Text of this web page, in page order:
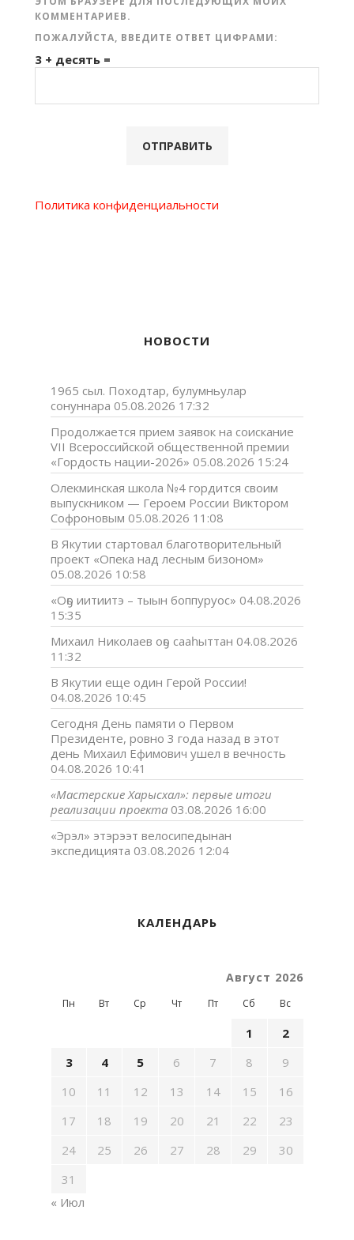
КОММЕНТАРИЕВ.
ПОЖАЛУЙСТА, ВВЕДИТЕ ОТВЕТ ЦИФРАМИ:
3 + десять =
Политика конфиденциальности
НОВОСТИ
1965 сыл. Походтар, булумньулар
сонуннара 05.08.2026 17:32
Продолжается прием заявок на соискание
VII Всероссийской общественной премии
«Гордость нации-2026» 05.08.2026 15:24
Олекминская школа №4 гордится своим
выпускником — Героем России Виктором
Софроновым 05.08.2026 11:08
В Якутии стартовал благотворительный
проект «Опека над лесным бизоном»
05.08.2026 10:58
«Оҕо иитиитэ – тыын боппуруос» 04.08.2026
15:35
Михаил Николаев оҕо сааһыттан 04.08.2026
11:32
В Якутии еще один Герой России!
04.08.2026 10:45
Сегодня День памяти о Первом
Президенте, ровно 3 года назад в этот
день Михаил Ефимович ушел в вечность
04.08.2026 10:41
«Мастерские Харысхал»: первые итоги
реализации проекта 03.08.2026 16:00
«Эрэл» этэрээт велосипедынан
экспедицията 03.08.2026 12:04
КАЛЕНДАРЬ
Август 2026
Пн Вт Ср Чт Пт Сб Вс
1
2
3
4 5 6 7 8
9
10
11 12 13 14 15
16
17
18 19 20 21 22
23
24
25 26 27 28 29
30
31
« Июл